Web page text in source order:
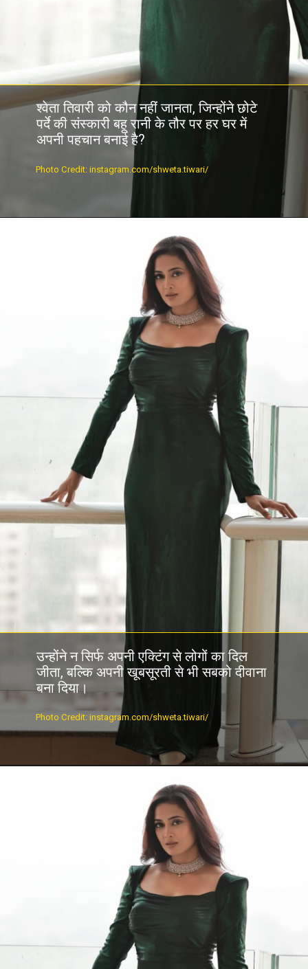
श्वेता तिवारी को कौन नहीं जानता, जिन्होंने छोटे
पर्दे की संस्कारी बहू रानी के तौर पर हर घर में
अपनी पहचान बनाई है?
Photo Credit: instagram.com/shweta.tiwari/
उन्होंने न सिर्फ अपनी एक्टिंग से लोगों का दिल
जीता, बल्कि अपनी खूबसूरती से भी सबको दीवाना
बना दिया।
Photo Credit: instagram.com/shweta.tiwari/